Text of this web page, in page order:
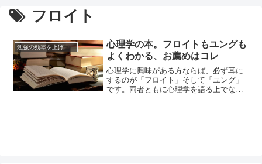
フロイト
勉強の効率を上げる方法
心理学の本。フロイトもユングも
よくわかる、お薦めはコレ
心理学に興味がある方ならば、必ず耳に
するのが「フロイト」そして「ユング」
です。両者ともに心理学を語る上でなく